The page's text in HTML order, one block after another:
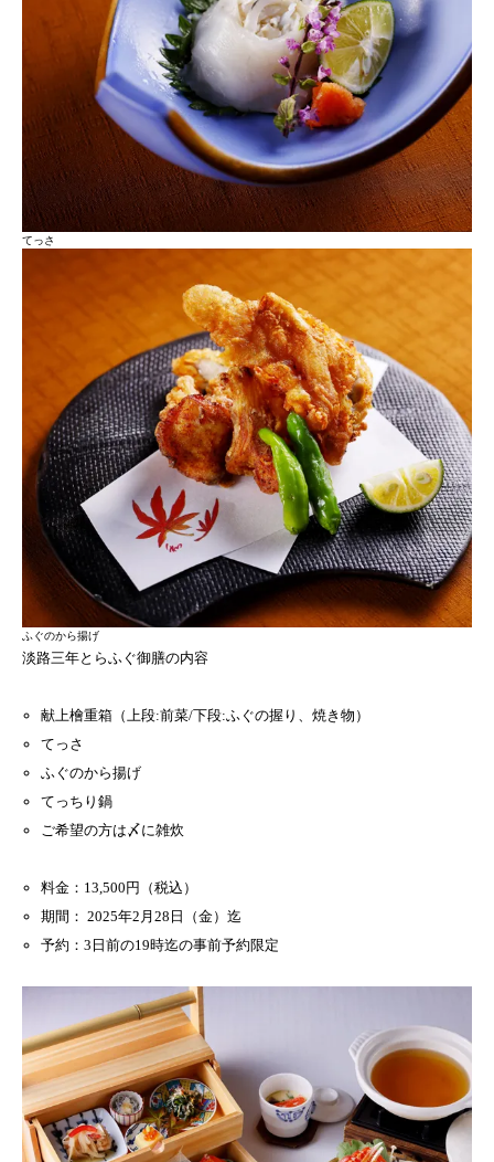
てっさ
ふぐのから揚げ
淡路三年とらふぐ御膳の内容
献上檜重箱（上段:前菜/下段:ふぐの握り、焼き物）
てっさ
ふぐのから揚げ
てっちり鍋
ご希望の方は〆に雑炊
料金：13,500円（税込）
期間： 2025年2月28日（金）迄
予約：3日前の19時迄の事前予約限定